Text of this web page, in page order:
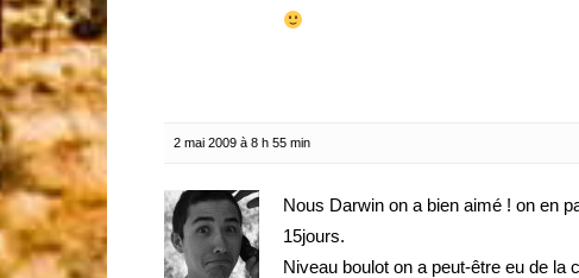
2 mai 2009 à 8 h 55 min
Nous Darwin on a bien aimé ! on en
15jours.
Niveau boulot on a peut-être eu de